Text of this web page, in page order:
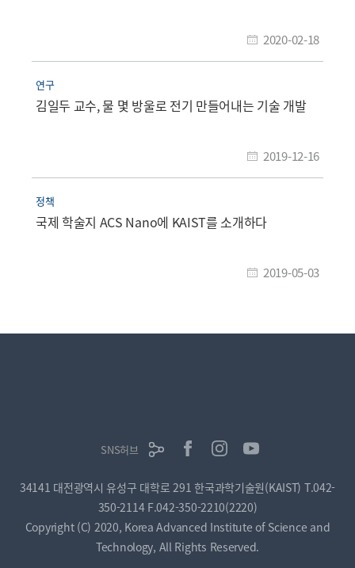
2020-02-18
연구
김일두 교수, 물 몇 방울로 전기 만들어내는 기술 개발
2019-12-16
정책
국제 학술지 ACS Nano에 KAIST를 소개하다
2019-05-03
SNS허브
34141 대전광역시 유성구 대학로 291 한국과학기술원(KAIST) T.042-
350-2114 F.042-350-2210(2220)
Copyright (C) 2020, Korea Advanced Institute of Science and
Technology, All Rights Reserved.